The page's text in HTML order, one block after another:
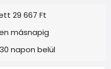
29 667 Ft
másnapig
30 napon belül